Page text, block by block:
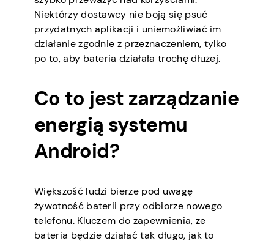
Niektórzy dostawcy nie boją się psuć
przydatnych aplikacji i uniemożliwiać im
działanie zgodnie z przeznaczeniem, tylko
po to, aby bateria działała trochę dłużej.
Co to jest zarządzanie
energią systemu
Android?
Większość ludzi bierze pod uwagę
żywotność baterii przy odbiorze nowego
telefonu. Kluczem do zapewnienia, że
bateria będzie działać tak długo, jak to